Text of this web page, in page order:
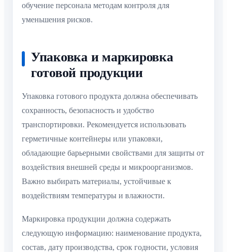
обучение персонала методам контроля для
уменьшения рисков.
Упаковка и маркировка
готовой продукции
Упаковка готового продукта должна обеспечивать
сохранность, безопасность и удобство
транспортировки. Рекомендуется использовать
герметичные контейнеры или упаковки,
обладающие барьерными свойствами для защиты от
воздействия внешней среды и микроорганизмов.
Важно выбирать материалы, устойчивые к
воздействиям температуры и влажности.
Маркировка продукции должна содержать
следующую информацию: наименование продукта,
состав, дату производства, срок годности, условия